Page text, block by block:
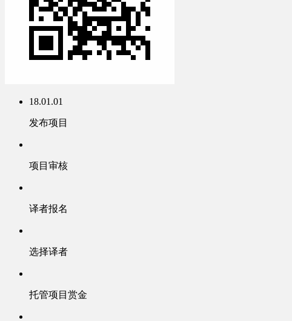
18.01.01
发布项目
项目审核
译者报名
选择译者
托管项目赏金